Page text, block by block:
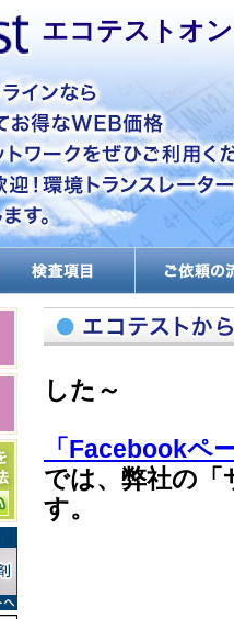
エコテストオ
何だか分からない物を
調べたい方へ
ダイオキシン分析・調
PCB分析・絶縁油分析
エコマーク申請分析
EU規制/RoHS分析/グリ
ーン調達
アスベスト分析
水質検査・分析
室内空気環境測定
した～
「Facebookペ
では、弊社の「
す。